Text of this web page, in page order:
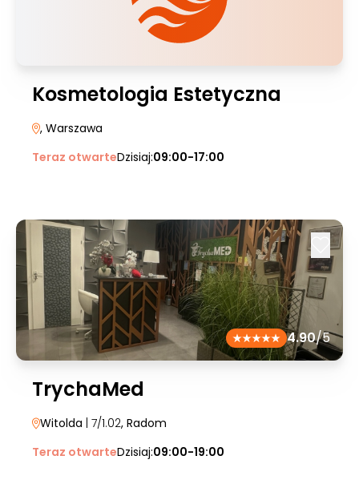
Kosmetologia Estetyczna
, Warszawa
Teraz otwarteDzisiaj:09:00-17:00
4.90/5
TrychaMed
Witolda | 7/1.02, Radom
Teraz otwarteDzisiaj:09:00-19:00